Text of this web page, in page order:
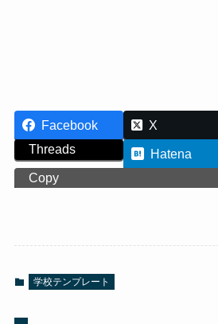
Facebook X
Threads
Hatena
Copy
学校テンプレート